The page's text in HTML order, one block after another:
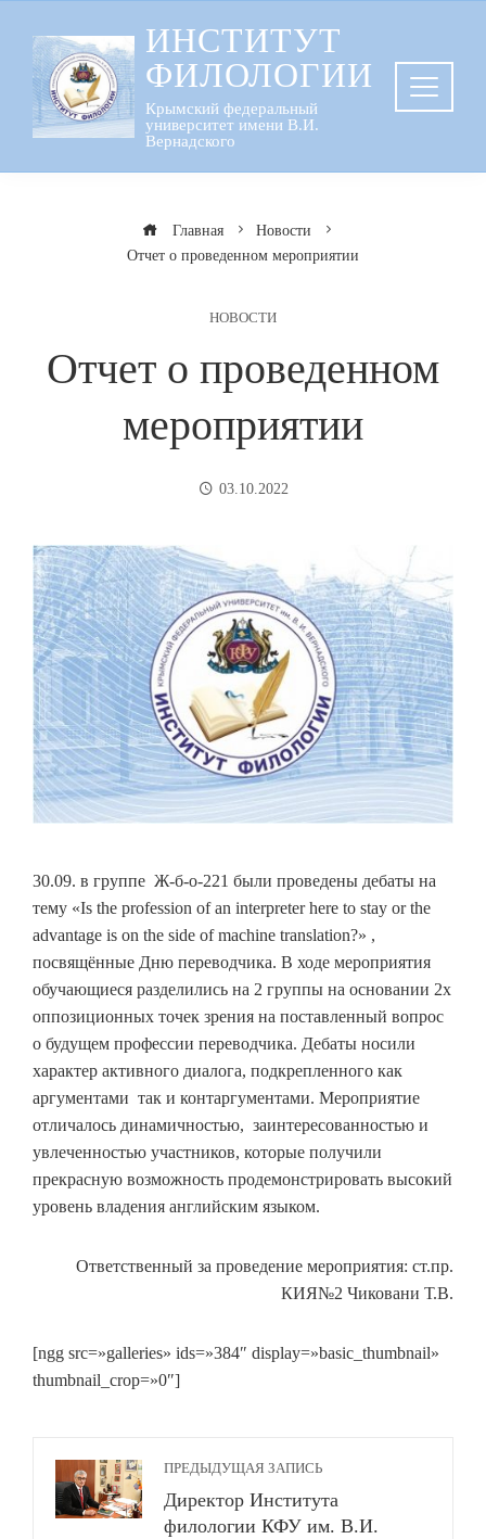
содержанию
ИНСТИТУТ
ФИЛОЛОГИИ
Крымский федеральный
университет имени В.И.
Вернадского
Главная
Новости
Отчет о проведенном мероприятии
НОВОСТИ
Отчет о проведенном
мероприятии
03.10.2022
30.09. в группе Ж-б-о-221 были проведены дебаты на
тему «Is the profession of an interpreter here to stay or the
advantage is on the side of machine translation?» ,
посвящённые Дню переводчика. В ходе мероприятия
обучающиеся разделились на 2 группы на основании 2х
оппозиционных точек зрения на поставленный вопрос
о будущем профессии переводчика. Дебаты носили
характер активного диалога, подкрепленного как
аргументами так и контаргументами. Мероприятие
отличалось динамичностью, заинтересованностью и
увлеченностью участников, которые получили
прекрасную возможность продемонстрировать высокий
уровень владения английским языком.
Ответственный за проведение мероприятия: ст.пр.
КИЯ№2 Чиковани Т.В.
[ngg src=»galleries» ids=»384″ display=»basic_thumbnail»
thumbnail_crop=»0″]
ПРЕДЫДУЩАЯ ЗАПИСЬ
Директор Института
филологии КФУ им. В.И.